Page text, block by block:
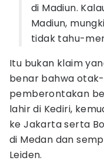
di Madiun.
Madiun,
tidak tahu-
Itu bukan klaim
benar bahwa
pemberontakan
lahir di Kediri,
ke Jakarta serta
di Medan dan
Leiden.